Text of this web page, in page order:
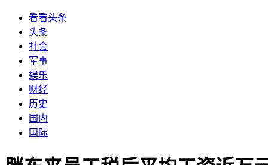
看看头条
头条
社会
军事
娱乐
财经
历史
国内
国际